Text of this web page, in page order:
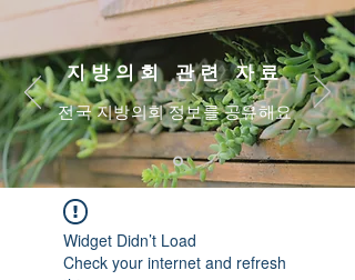
지방의회 관련 자료
​전국 지방의회 정보를 공유해요
Widget Didn’t Load
Check your internet and refresh